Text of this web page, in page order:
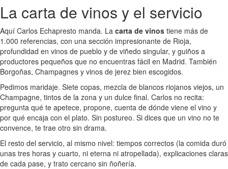
La carta de vinos y el servicio
Aquí Carlos Echapresto manda. La carta de vinos tiene más de
1.000 referencias, con una sección impresionante de Rioja,
profundidad en vinos de pueblo y de viñedo singular, y guiños a
productores pequeños que no encuentras fácil en Madrid. También
Borgoñas, Champagnes y vinos de jerez bien escogidos.
Pedimos maridaje. Siete copas, mezcla de blancos riojanos viejos, un
Champagne, tintos de la zona y un dulce final. Carlos no recita:
pregunta qué te apetece, propone, cuenta de dónde viene el vino y
por qué encaja con el plato. Sin postureo. Si dices que un vino no te
convence, te trae otro sin drama.
El resto del servicio, al mismo nivel: tiempos correctos (la comida duró
unas tres horas y cuarto, ni eterna ni atropellada), explicaciones claras
de cada pase, y trato cercano sin ñoñería.